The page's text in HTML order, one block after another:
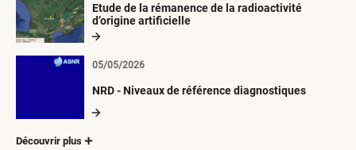
Etude de la rémanence de la radioactivité
d’origine artificielle
NRD - Niveaux de référence diagnostiques
05/05/2026
Découvrir plus